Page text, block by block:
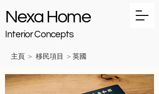
Nexa Home
Interior Concepts
主頁 > 移民項目 > 英國